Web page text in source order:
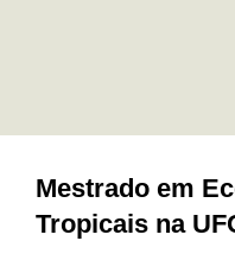
Mestrado em
Tropicais na